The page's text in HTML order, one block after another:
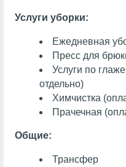
Услуги уборки:
Ежедневная
Пресс для брюк
Услуги по
отдельно)
Химчистка
Прачечная
Общие:
Трансфер